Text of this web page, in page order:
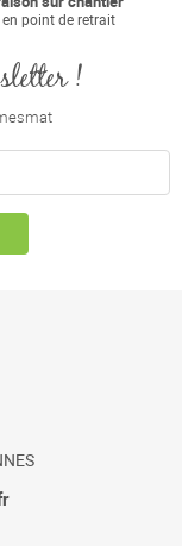
point de retrait
!